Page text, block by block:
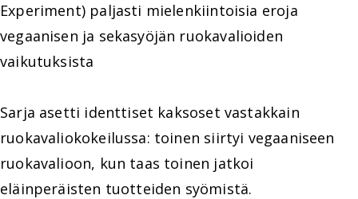
Experiment) paljasti mielenkiintoisia eroja
vegaanisen ja sekasyöjän ruokavalioiden
vaikutuksista
Sarja asetti identtiset kaksoset vastakkain
ruokavaliokokeilussa: toinen siirtyi vegaaniseen
ruokavalioon, kun taas toinen jatkoi
eläinperäisten tuotteiden syömistä.